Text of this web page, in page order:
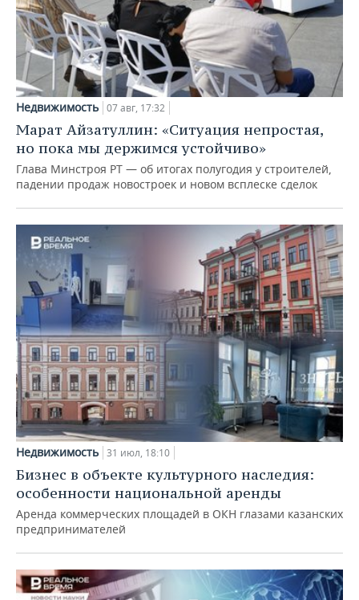
Недвижимость 07 авг, 17:32
Марат Айзатуллин: «Ситуация непростая,
но пока мы держимся устойчиво»
Глава Минстроя РТ — об итогах полугодия у строителей,
падении продаж новостроек и новом всплеске сделок
Недвижимость 31 июл, 18:10
Бизнес в объекте культурного наследия:
особенности национальной аренды
Аренда коммерческих площадей в ОКН глазами казанских
предпринимателей